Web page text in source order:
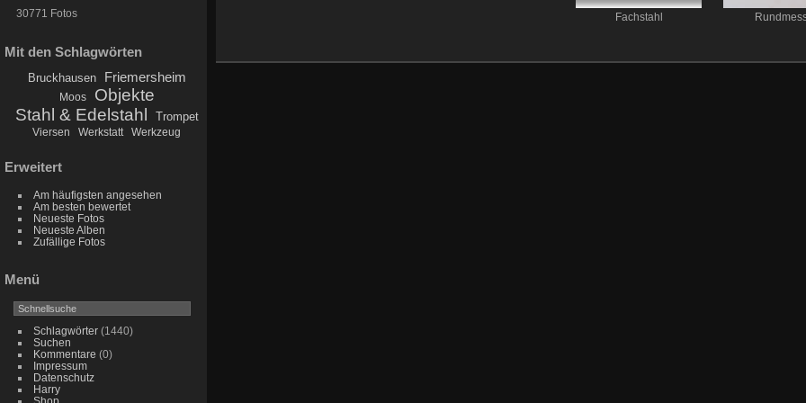
30771 Fotos
Mit den Schlagwörten
Bruckhausen Friemersheim
Moos
Objekte
Stahl & Edelstahl
Trompet
Viersen Werkstatt Werkzeug
Erweitert
Am häufigsten angesehen
Am besten bewertet
Neueste Fotos
Neueste Alben
Zufällige Fotos
Menü
Schlagwörter(1440)
Suchen
Kommentare (0)
Impressum
Datenschutz
Harry
Fachstahl